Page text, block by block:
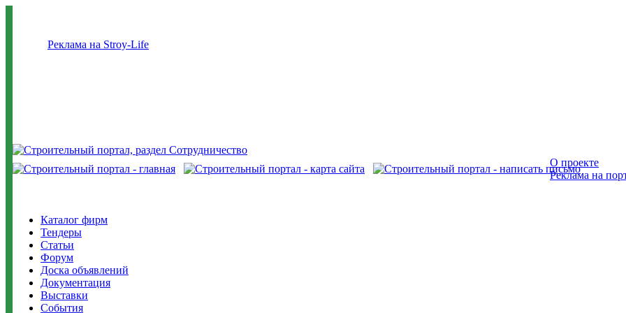
Реклама на Stroy-Life
О проекте
Реклама на
Каталог фирм
Тендеры
Статьи
Форум
Доска объявлений
Документация
Выставки
События